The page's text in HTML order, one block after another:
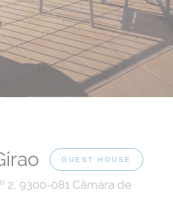
GUEST HOUSE
2, 9300-081 Câmara de